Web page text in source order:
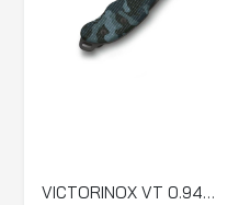
VICTORINOX VT 0.9425.DS222 Evoke BSH Alox Çakı Kamuflaj